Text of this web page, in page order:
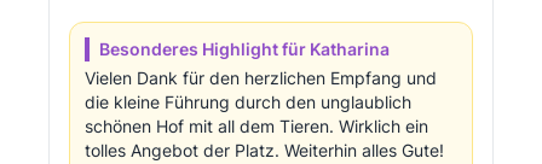
Besonderes Highlight für Katharina
Vielen Dank für den herzlichen Empfang und
die kleine Führung durch den unglaublich
schönen Hof mit all dem Tieren. Wirklich ein
tolles Angebot der Platz. Weiterhin alles Gute!